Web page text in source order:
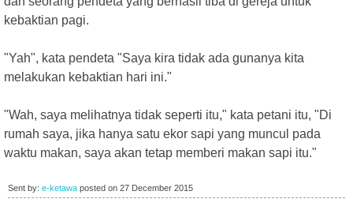
kebaktian pagi.
"Yah", kata pendeta "Saya kira tidak ada gunanya kita
melakukan kebaktian hari ini."
"Wah, saya melihatnya tidak seperti itu," kata petani itu, "Di
rumah saya, jika hanya satu ekor sapi yang muncul pada
waktu makan, saya akan tetap memberi makan sapi itu."
Sent by: e-ketawa posted on 27 December 2015